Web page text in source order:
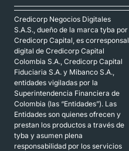
Credicorp Negocios Digitales
S.A.S., dueño de la marca tyba por
Credicorp Capital, es corresponsal
digital de Credicorp Capital
Colombia S.A., Credicorp Capital
Fiduciaria S.A. y Mibanco S.A.,
entidades vigiladas por la
Superintendencia Financiera de
Colombia (las “Entidades”). Las
Entidades son quienes ofrecen y
prestan los productos a través de
tyba y asumen plena
responsabilidad por los servicios